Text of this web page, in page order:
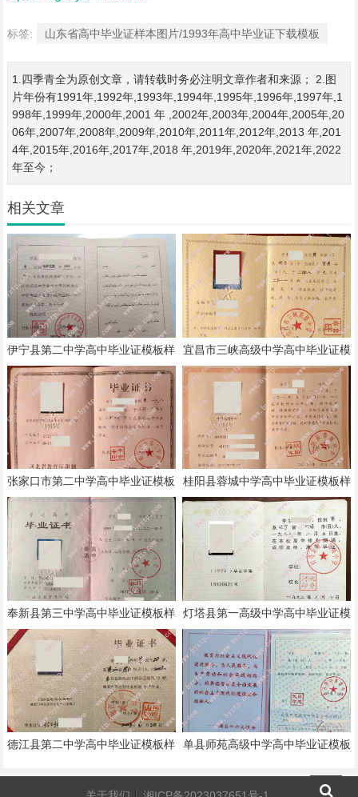
标签: 山东省高中毕业证样本图片/1993年高中毕业证下载模板
1.四季青全为原创文章，请转载时务必注明文章作者和来源； 2.图
片年份有1991年,1992年,1993年,1994年,1995年,1996年,1997年,1
998年,1999年,2000年,2001 年 ,2002年,2003年,2004年,2005年,20
06年,2007年,2008年,2009年,2010年,2011年,2012年,2013 年,201
4年,2015年,2016年,2017年,2018 年,2019年,2020年,2021年,2022
年至今；
相关文章
伊宁县第二中学高中毕业证模板样
本
宜昌市三峡高级中学高中毕业证模
板样本
张家口市第二中学高中毕业证模板
样本
桂阳县蓉城中学高中毕业证模板样
本
奉新县第三中学高中毕业证模板样
本
灯塔县第一高级中学高中毕业证模
板样本
德江县第二中学高中毕业证模板样
单县师苑高级中学高中毕业证模板